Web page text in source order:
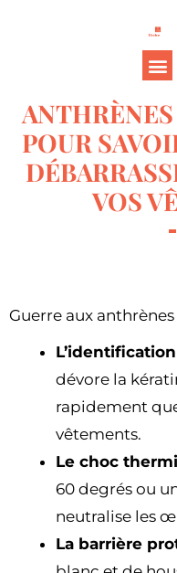
POUR
VOS
Guerre aux anthrènes
dévore la
rapidement
vêtements.
Le choc
60 degrés ou
neutralise les
La barrière